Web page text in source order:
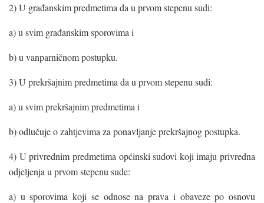
2) U građanskim predmetima da u prvom stepenu sudi:
a) u svim građanskim sporovima i
b) u vanparničnom postupku.
3) U prekršajnim predmetima da u prvom stepenu sudi:
a) u svim prekršajnim predmetima i
b) odlučuje o zahtjevima za ponavljanje prekršajnog postupka.
4) U privrednim predmetima općinski sudovi koji imaju privredna
odjeljenja u prvom stepenu sude:
a) u sporovima koji se odnose na prava i obaveze po osnovu